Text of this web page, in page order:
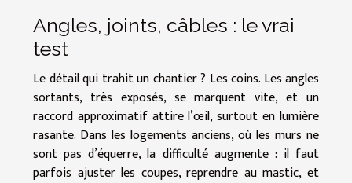
Angles, joints, câbles : le vrai
test
Le détail qui trahit un chantier ? Les coins. Les angles
sortants, très exposés, se marquent vite, et un
raccord approximatif attire l’œil, surtout en lumière
rasante. Dans les logements anciens, où les murs ne
sont pas d’équerre, la difficulté augmente : il faut
parfois ajuster les coupes, reprendre au mastic, et